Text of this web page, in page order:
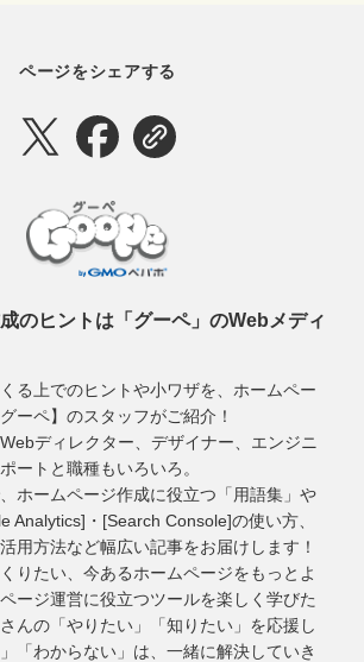
ページをシェアする
のヒントは「グーペ」のWebメディ
る上でのヒントや小ワザを、ホームペー
ーペ】のスタッフがご紹介！
ディレクター、デザイナー、エンジニ
ートと職種もいろいろ。
ホームページ作成に役立つ「用語集」や
Analytics]・[Search Console]の使い方、
用方法など幅広い記事をお届けします！
りたい、今あるホームページをもっとよ
ージ運営に役立つツールを楽しく学びた
んの「やりたい」「知りたい」を応援し
「わからない」は、一緒に解決していき